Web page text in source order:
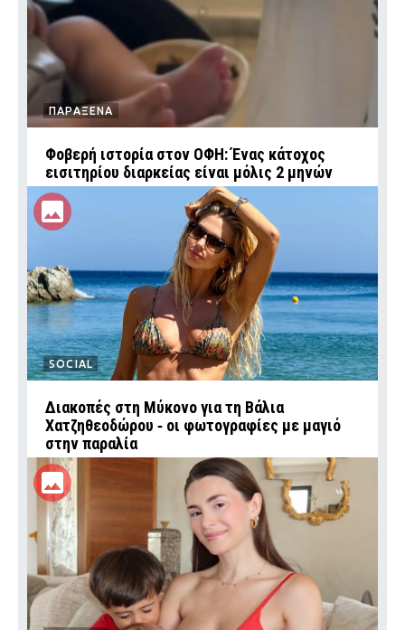
ΠΑΡΑΞΕΝΑ
Φοβερή ιστορία στον ΟΦΗ: Ένας κάτοχος
εισιτηρίου διαρκείας είναι μόλις 2 μηνών
SOCIAL
Διακοπές στη Μύκονο για τη Βάλια
Χατζηθεοδώρου ‑ οι φωτογραφίες με μαγιό
στην παραλία